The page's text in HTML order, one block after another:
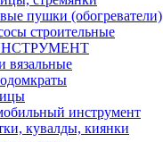
пушки (обогреватели)
строительные
вязальные
инструмент
кувалды, киянки